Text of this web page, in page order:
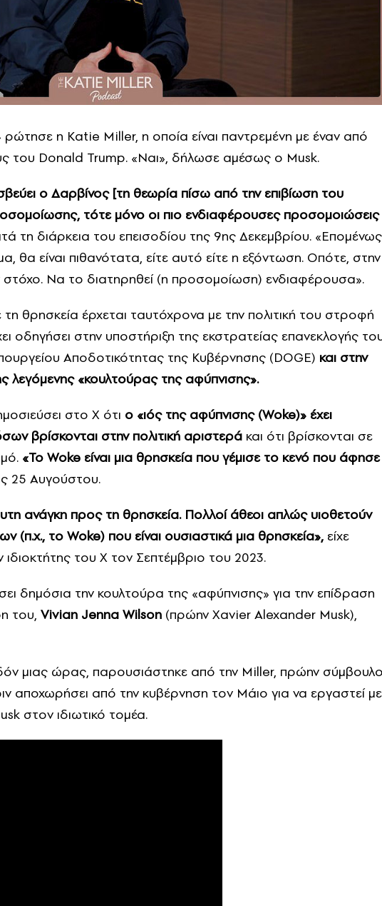
ρώτησε η Katie Miller, η οποία είναι παντρεμένη με έναν από
του Donald Trump. «Ναι», δήλωσε αμέσως ο Musk.
ο Δαρβίνος [τη θεωρία πίσω από την επιβίωση του
τότε μόνο οι πιο ενδιαφέρουσες προσομοιώσεις
τη διάρκεια του επεισοδίου της 9ης Δεκεμβρίου.
θα είναι πιθανότατα, είτε αυτό είτε η εξόντωση. Οπότε, στην
στόχο. Να το διατηρηθεί (η προσομοίωση) ενδιαφέρουσα».
τη θρησκεία έρχεται ταυτόχρονα με την πολιτική του στροφή
οδηγήσει στην υποστήριξη της εκστρατείας επανεκλογής
Αποδοτικότητας της Κυβέρνησης (DOGE) και στην
λεγόμενης «κουλτούρας της αφύπνισης».
στο X ότι ο «ιός της αφύπνισης (Woke)» έχει
βρίσκονται στην πολιτική αριστερά και ότι βρίσκονται σε
«Το Woke είναι μια θρησκεία που γέμισε το κενό που άφησε
25 Αυγούστου.
ανάγκη προς τη θρησκεία. Πολλοί άθεοι απλώς υιοθετούν
(π.χ., το Woke) που είναι ουσιαστικά μια θρησκεία», είχε
του X τον Σεπτέμβριο του 2023.
δημόσια την κουλτούρα της «αφύπνισης» για την επίδραση
του, Vivian Jenna Wilson (πρώην Xavier Alexander Musk),
μιας ώρας, παρουσιάστηκε από την Miller, πρώην
αποχωρήσει από την κυβέρνηση τον Μάιο για να εργαστεί με
στον ιδιωτικό τομέα.